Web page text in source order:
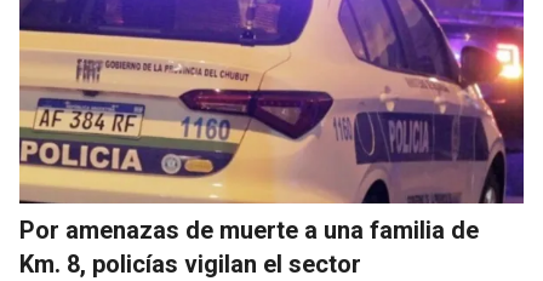
Por amenazas de muerte a una familia de
Km. 8, policías vigilan el sector